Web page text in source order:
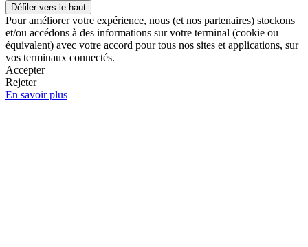
Défiler vers le haut
Pour améliorer votre expérience, nous (et nos partenaires) stockons
et/ou accédons à des informations sur votre terminal (cookie ou
équivalent) avec votre accord pour tous nos sites et applications, sur
vos terminaux connectés.
Accepter
Rejeter
En savoir plus